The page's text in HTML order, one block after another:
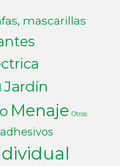
mascarillas
Jardín
Menaje Otros